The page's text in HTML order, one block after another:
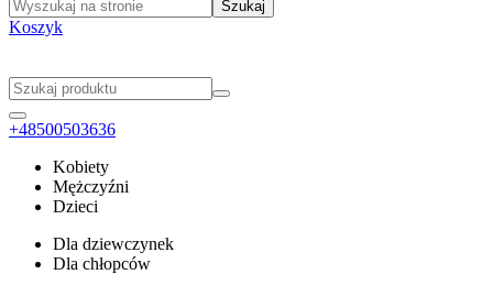
Koszyk
+48500503636
Kobiety
Mężczyźni
Dzieci
Dla dziewczynek
Dla chłopców